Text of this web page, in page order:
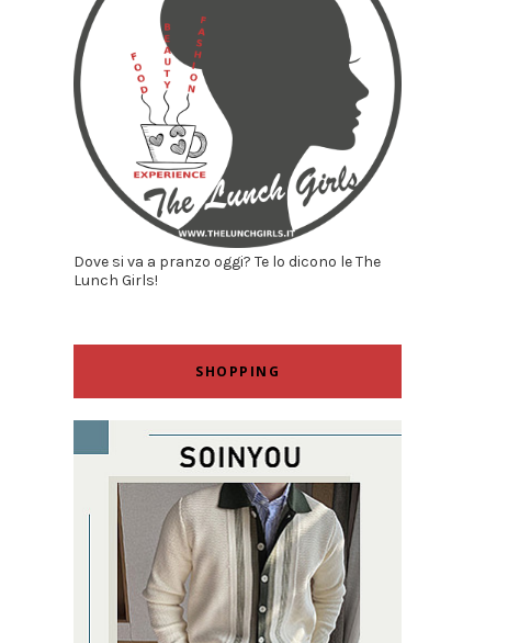
Dove si va a pranzo oggi? Te lo dicono le The
Lunch Girls!
SHOPPING